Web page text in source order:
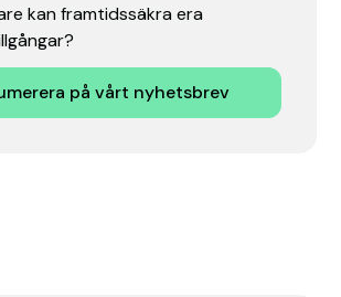
kan framtidssäkra era
på vårt nyhetsbrev